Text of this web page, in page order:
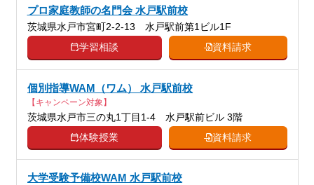
プロ家庭教師の名門会 水戸駅前校
茨城県水戸市宮町2-2-13 水戸駅前第1ビル1F
学習相談
資料請求
個別指導WAM（ワム） 水戸駅前校
【キャンペーン対象】
茨城県水戸市三の丸1丁目1-4 水戸駅前ビル 3階
体験授業
資料請求
大学受験予備校WAM 水戸駅前校